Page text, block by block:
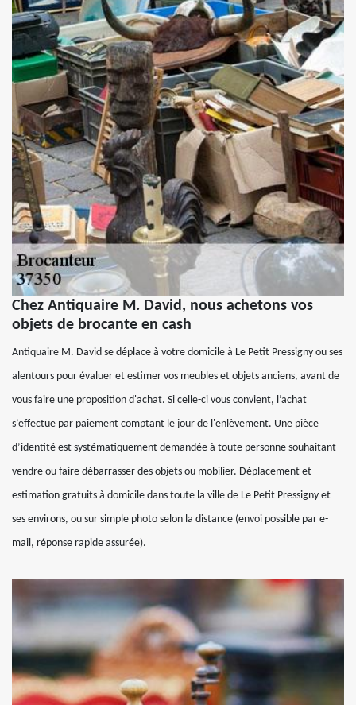
Chez Antiquaire M. David, nous achetons vos
objets de brocante en cash
Antiquaire M. David se déplace à votre domicile à Le Petit Pressigny ou ses
alentours pour évaluer et estimer vos meubles et objets anciens, avant de
vous faire une proposition d'achat. Si celle-ci vous convient, l’achat
s’effectue par paiement comptant le jour de l'enlèvement. Une pièce
d’identité est systématiquement demandée à toute personne souhaitant
vendre ou faire débarrasser des objets ou mobilier. Déplacement et
estimation gratuits à domicile dans toute la ville de Le Petit Pressigny et
ses environs, ou sur simple photo selon la distance (envoi possible par e-
mail, réponse rapide assurée).